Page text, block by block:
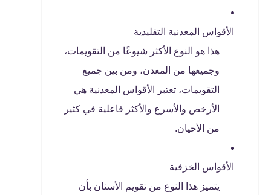
الأقواس المعدنية التقليدية
هذا هو النوع الأكثر شيوعًا من التقويمات،
وجميعها من المعدن، ومن بين جميع
التقويمات، تعتبر الأقواس المعدنية هي
الأرخص والأسرع والأكثر فاعلية في كثير
من الأحيان.
الأقواس الخزفية
يتميز هذا النوع من تقويم الأسنان بأن